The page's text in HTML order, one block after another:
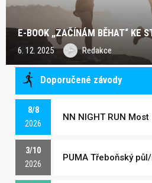
E-BOOK „ZAČÍNÁM BĚHAT“ KE
6. 12. 2025 Redakce
Doporučené závody
8/8
2026
NN NIGHT RUN Most
3/10
2026
PUMA Třeboňský